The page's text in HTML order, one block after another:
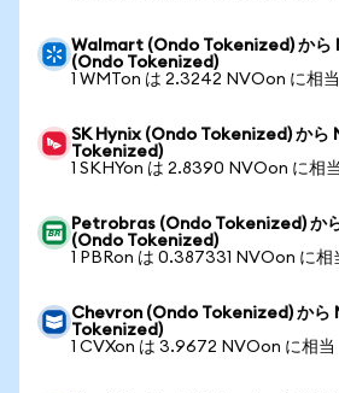
Walmart (Ondo Tokenized) から
(Ondo Tokenized)
1 WMTon は 2.3242 NVOon に相当
SK Hynix (Ondo Tokenized) か
Tokenized)
1 SKHYon は 2.8390 NVOon に相当
Petrobras (Ondo Tokenized) か
(Ondo Tokenized)
1 PBRon は 0.387331 NVOon に相
Chevron (Ondo Tokenized) か
Tokenized)
1 CVXon は 3.9672 NVOon に相当